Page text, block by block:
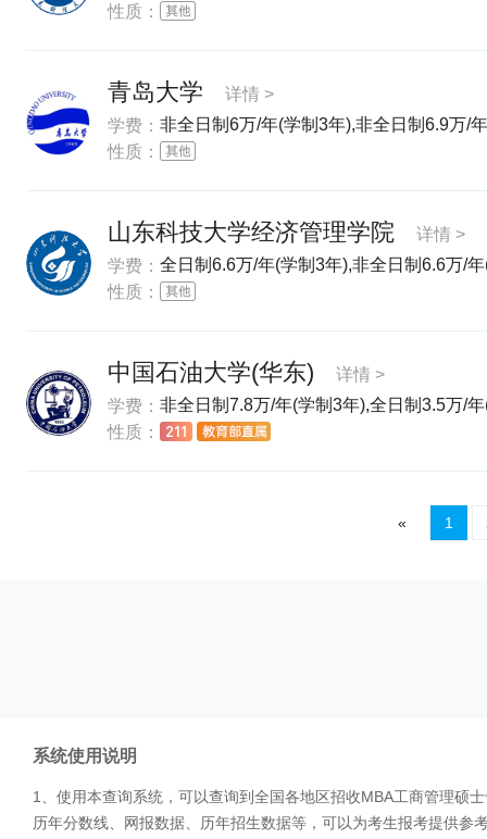
性质：
青岛大学
详情 >
学费： 非全日制6万/年(学制3年),非全日制6.9万/
性质：
山东科技大学经济管理学院
详情 >
学费： 全日制6.6万/年(学制3年),非全日制6.6万/
性质：
中国石油大学(华东)
详情 >
学费： 非全日制7.8万/年(学制3年),全日制3.5万/
性质：
« 1
系统使用说明
1、使用本查询系统，可以查询到全国各地区招收MBA工商管理硕
历年分数线、网报数据、历年招生数据等，可以为考生报考提供参